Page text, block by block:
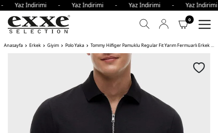
Yaz İndirimi - Yaz İndirimi - Yaz İndirimi - Yaz
0
Anasayfa Erkek Giyim Polo Yaka Tommy Hilfiger Pamuklu Regular Fit Yarım Fermuarlı Erkek Polo Yaka T Shirt BDS